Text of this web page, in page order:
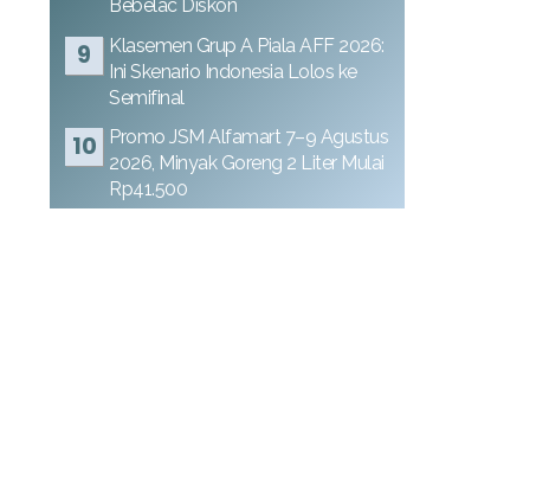
Bebelac Diskon
Klasemen Grup A Piala AFF 2026:
Ini Skenario Indonesia Lolos ke
Semifinal
Promo JSM Alfamart 7–9 Agustus
2026, Minyak Goreng 2 Liter Mulai
Rp41.500